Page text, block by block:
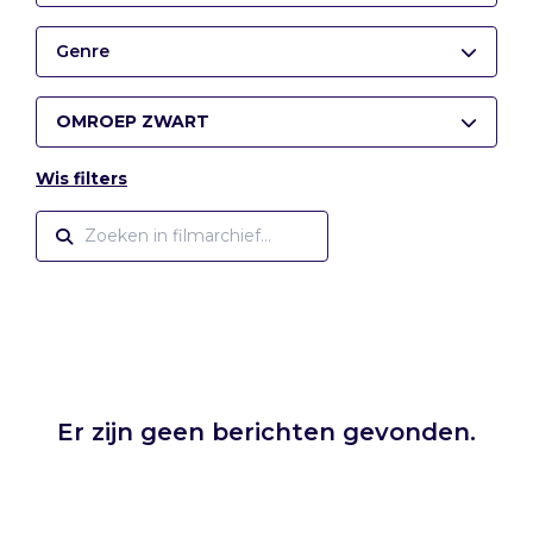
Genre
OMROEP ZWART
Wis filters
Er zijn geen berichten gevonden.